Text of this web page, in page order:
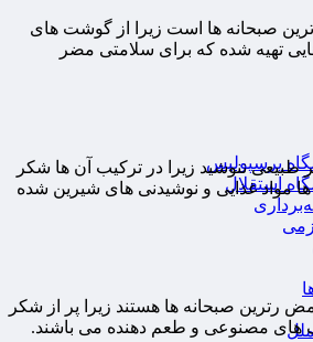
پرسپولیس
استقلال
صبحانه ها است زیرا از گوشت های
تهیه شده که برای سلامتی مضر
طبیعی ننوشید زیرا در ترکیب آن ها شکر
مواد غذایی و نوشیدنی های شیرین شده
رترین صبحانه ها هستند زیرا پر از شکر
های مصنوعی و طعم دهنده می باشند.